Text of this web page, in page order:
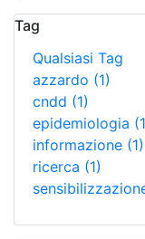
Tag
Qualsiasi Tag
azzardo (1)
cndd (1)
epidemiologia
informazione (1)
ricerca (1)